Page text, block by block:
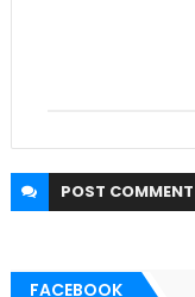
POST COMMENT
FACEBOOK